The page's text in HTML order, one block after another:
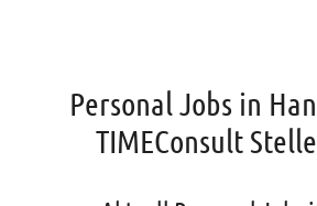
Personal Jobs in
TIMEConsult